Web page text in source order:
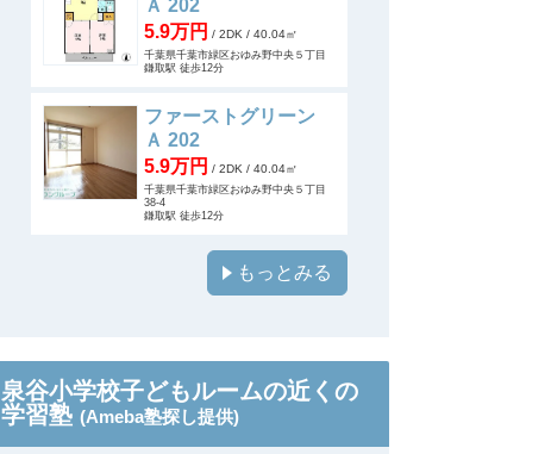
Ａ 202
5.9万円 / 2DK / 40.04㎡
千葉県千葉市緑区おゆみ野中央５丁目
鎌取駅 徒歩12分
ファーストグリーン
Ａ 202
5.9万円 / 2DK / 40.04㎡
千葉県千葉市緑区おゆみ野中央５丁目
38-4
鎌取駅 徒歩12分
もっとみる
泉谷小学校子どもルームの近くの
学習塾 (Ameba塾探し提供)